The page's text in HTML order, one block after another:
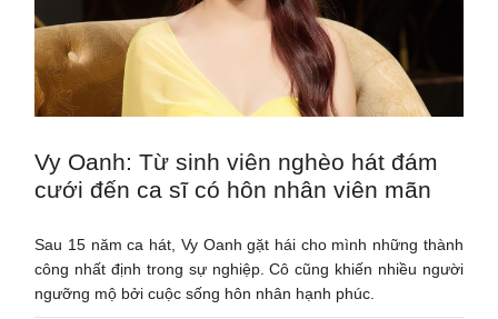
Vy Oanh: Từ sinh viên nghèo hát đám
cưới đến ca sĩ có hôn nhân viên mãn
Sau 15 năm ca hát, Vy Oanh gặt hái cho mình những thành
công nhất định trong sự nghiệp. Cô cũng khiến nhiều người
ngưỡng mộ bởi cuộc sống hôn nhân hạnh phúc.